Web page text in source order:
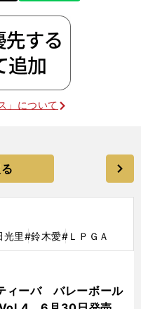
」について
光里#鈴木愛#ＬＰＧＡ
ィーバ バレーボール